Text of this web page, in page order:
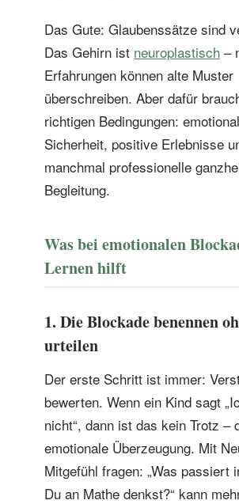
Das Gute: Glaubenssätze sind
Das Gehirn ist neuroplastisch –
Erfahrungen können alte Muster
überschreiben. Aber dafür
richtigen Bedingungen:
Sicherheit, positive Erlebnisse
manchmal professionelle
Begleitung.
Was bei emotionalen
Lernen hilft
1. Die Blockade benennen
urteilen
Der erste Schritt ist immer:
bewerten. Wenn ein Kind sagt
nicht“, dann ist das kein Trotz –
emotionale Überzeugung. Mit
Mitgefühl fragen: „Was passiert
Du an Mathe denkst?“ kann